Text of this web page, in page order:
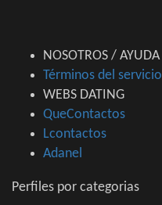
NOSOTROS / AYUDA
Términos del servicio
WEBS DATING
QueContactos
Lcontactos
Adanel
Perfiles por categorias